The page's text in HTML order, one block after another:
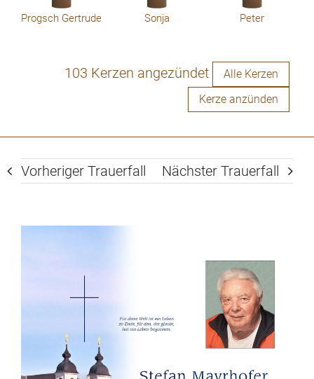
Progsch Gertrude Sonja Peter
103 Kerzen angezündet
Alle Kerzen
Kerze anzünden
Vorheriger Trauerfall Nächster Trauerfall